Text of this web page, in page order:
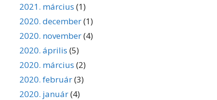
2021. március (1)
2020. december(1)
2020. november(4)
2020. április (5)
2020. március (2)
2020. február(3)
2020. január(4)